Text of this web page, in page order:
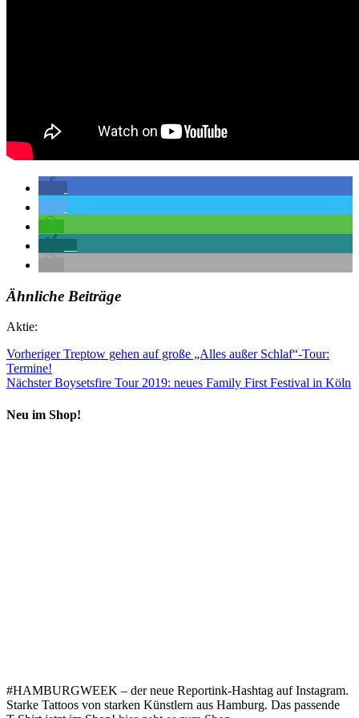
Ähnliche Beiträge
Aktie:
Vorheriger Treptow gehen auf große „Alles außer Schlaf“-Tour:
Termine!
Nächster Boysetsfire Tour 2019: neues Family First Festival in Köln
Neu im Shop!
#HAMBURGWEEK – der neue Reportink-Hashtag auf Instagram.
Starke Tattoos von starken Künstlern aus Hamburg. Das passende